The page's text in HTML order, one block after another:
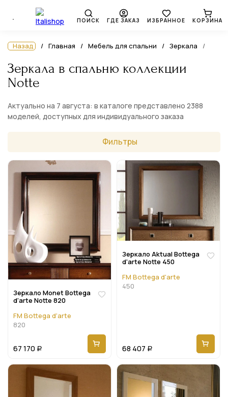
ПОИСК ГДЕ ЗАКАЗ ИЗБРАННОЕ КОРЗИНА
Назад Главная Мебель для спальни Зеркала
Зеркала в спальню коллекции
Notte
Актуально на 7 августа: в каталоге представлено 2388
моделей, доступных для индивидуального заказа
Фильтры
Зеркало Monet Bottega
d'arte Notte 820
FM Bottega d'arte
820
67 170 Р
Зеркало Aktual Bottega
d'arte Notte 450
FM Bottega d'arte
450
68 407 Р